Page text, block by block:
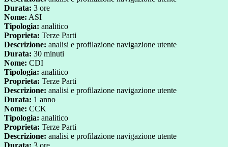
Durata: 3 ore
Nome: ASI
Tipologia: analitico
Proprieta: Terze Parti
Descrizione: analisi e profilazione navigazione utente
Durata: 30 minuti
Nome: CDI
Tipologia: analitico
Proprieta: Terze Parti
Descrizione: analisi e profilazione navigazione utente
Durata: 1 anno
Nome: CCK
Tipologia: analitico
Proprieta: Terze Parti
Descrizione: analisi e profilazione navigazione utente